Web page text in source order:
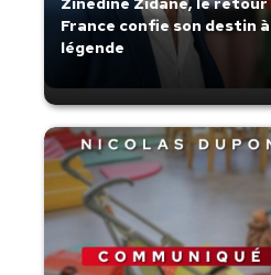
France confie son destin
légende